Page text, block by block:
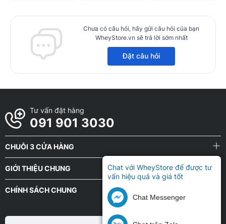
Chưa có câu hỏi, hãy gửi câu hỏi của bạn
WheyStore.vn sẽ trả lời sớm nhất
Đặt câu hỏi
Tư vấn đặt hàng
091 901 3030
CHUỖI 3 CỬA HÀNG
GIỚI THIỆU CHUNG
CHÍNH SÁCH CHUNG
Chat với WheyStore để được tư
vấn hiệu quả và giá tốt
Chat Messenger